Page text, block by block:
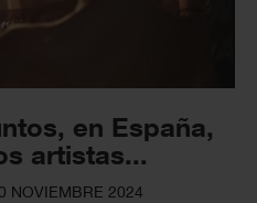
en España,
artistas...
NOVIEMBRE 2024